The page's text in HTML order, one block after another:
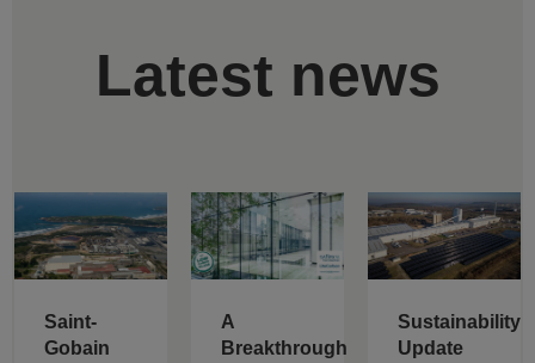
Latest news
Saint-
Gobain
A
Breakthrough
Sustainability
Update